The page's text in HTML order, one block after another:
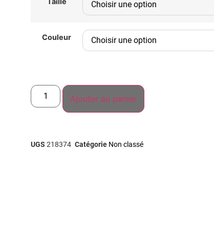
Couleur
Ajouter au panier
UGS 218374 Catégorie Non classé